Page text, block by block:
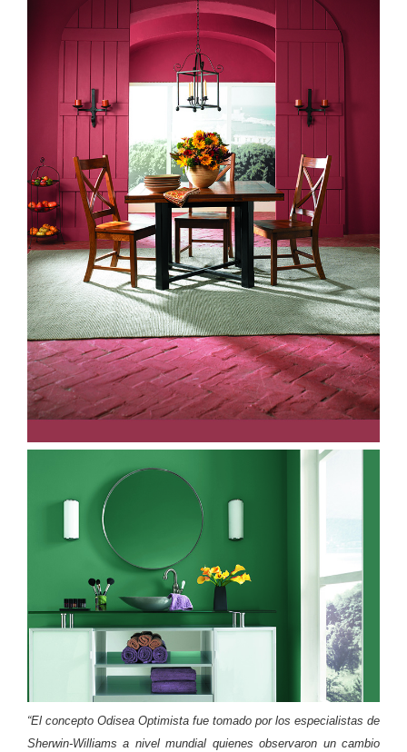
“El concepto Odisea Optimista fue tomado por los especialistas de
Sherwin-Williams a nivel mundial quienes observaron un cambio